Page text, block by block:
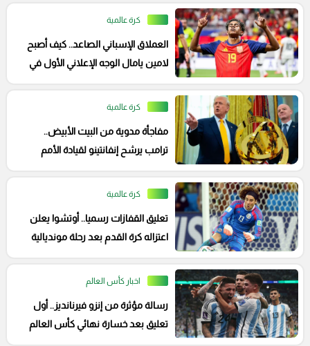
كرة عالمية
العملاق الإسباني الصاعد.. كيف أصبح
لامين يامال الوجه الإعلاني الأول في
كرة عالمية
مفاجأة مدوية من البيت الأبيض..
ترامب يرشح إنفانتينو لقيادة الأمم
كرة عالمية
تعليق القفازات رسميا.. أوتشوا يعلن
اعتزاله كرة القدم بعد رحلة مونديالية
اخبار كأس العالم
رسالة مؤثرة من إنزو فيرنانديز.. أول
تعليق بعد خسارة نهائي كأس العالم